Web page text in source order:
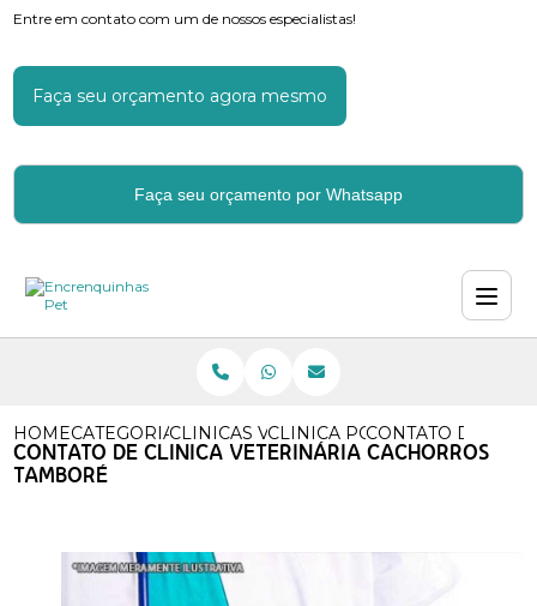
Entre em contato com um de nossos especialistas!
Faça seu orçamento agora mesmo
Faça seu orçamento por Whatsapp
HOMECATEGORIASCLINICAS VETERINARIAS
CLINICA POPULAR
CONTATO DE
CONTATO DE CLINICA VETERINÁRIA CACHORROS
TAMBORÉ